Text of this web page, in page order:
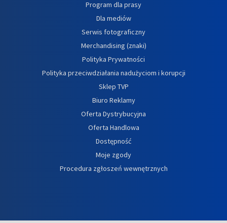
Program dla prasy
Dla mediów
Serwis fotograficzny
Merchandising (znaki)
Polityka Prywatności
Polityka przeciwdziałania nadużyciom i korupcji
Sklep TVP
Biuro Reklamy
Oferta Dystrybucyjna
Oferta Handlowa
Dostępność
Moje zgody
Procedura zgłoszeń wewnętrznych